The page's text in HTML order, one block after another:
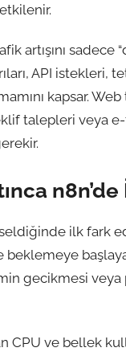
artışını
API istekleri,
kapsar.
talepleri veya
ilk fark
beklemeye
gecikmesi
CPU ve bellek